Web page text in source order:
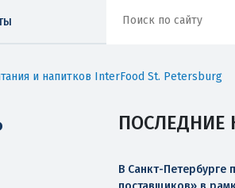
и напитков InterFood St. Petersburg
ПОСЛЕДНИЕ
В Санкт-Петербурге